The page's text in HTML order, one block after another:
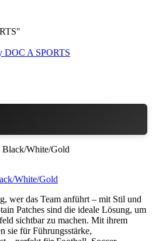
DOC A SPORTS
White/Gold
wer das Team anführt – mit Stil und
Patches sind die ideale Lösung, um
sichtbar zu machen. Mit ihrem
sie für Führungsstärke,